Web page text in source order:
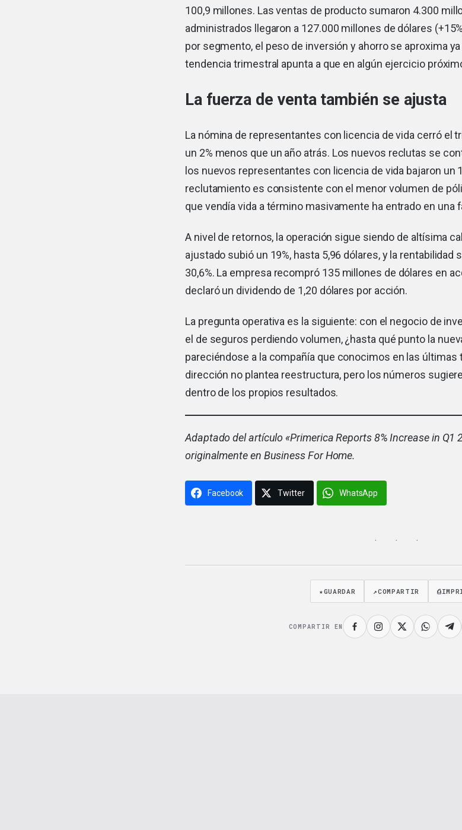
100,9 millones. Las ventas de producto sumaron 4.300
administrados llegaron a 127.000 millones de dólares
por segmento, el peso de inversión y ahorro se aproxima
tendencia trimestral apunta a que en algún ejercicio
La fuerza de venta también se ajusta
La nómina de representantes con licencia de vida cerró el
un 2% menos que un año atrás. Los nuevos reclutas se
los nuevos representantes con licencia de vida bajaron un
reclutamiento es consistente con el menor volumen de
que vendía vida a término masivamente ha entrado en una
A nivel de retornos, la operación sigue siendo de altísima
ajustado subió un 19%, hasta 5,96 dólares, y la rentabilidad
30,6%. La empresa recompró 135 millones de dólares en
declaró un dividendo de 1,20 dólares por acción.
La pregunta operativa es la siguiente: con el negocio de
el de seguros perdiendo volumen, ¿hasta qué punto la
pareciéndose a la compañía que conocimos en las últimas
dirección no plantea reestructura, pero los números
dentro de los propios resultados.
Adaptado del artículo «Primerica Reports 8% Increase in Q1
originalmente en Business For Home.
Facebook Twitter WhatsApp
· · ·
★GUARDAR ↗COMPARTIR ⎙
COMPARTIR EN